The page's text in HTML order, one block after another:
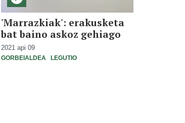
'Marrazkiak': erakusketa
bat baino askoz gehiago
2021 api 09
GORBEIALDEA LEGUTIO